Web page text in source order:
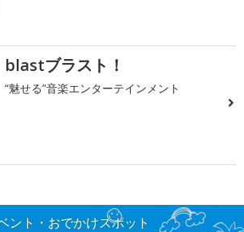
blastブラスト！
“魅せる”音楽エンターテインメント
ント・おでかけスポット